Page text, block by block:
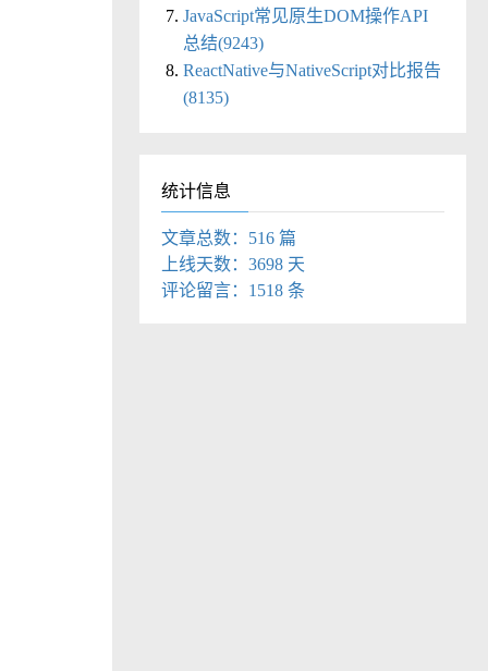
JavaScript常见原生DOM操作API
总结(9243)
ReactNative与NativeScript对比报告
(8135)
统计信息
文章总数：516 篇
上线天数：3698 天
评论留言：1518 条